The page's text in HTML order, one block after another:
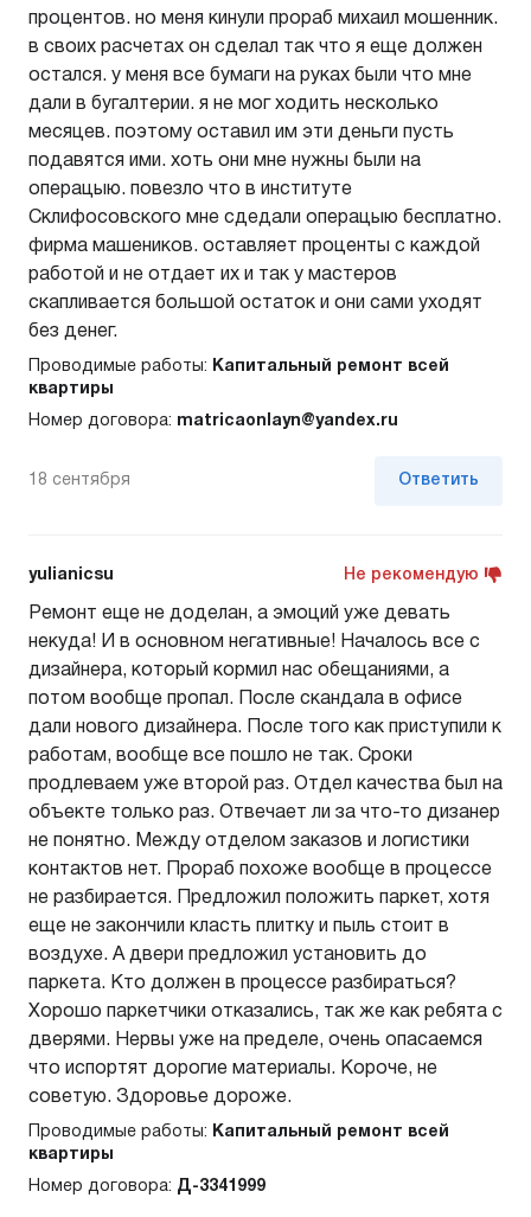
процентов. но меня кинули прораб михаил мошенник.
в своих расчетах он сделал так что я еще должен
остался. у меня все бумаги на руках были что мне
дали в бугалтерии. я не мог ходить несколько
месяцев. поэтому оставил им эти деньги пусть
подавятся ими. хоть они мне нужны были на
операцыю. повезло что в институте
Склифосовского мне сдедали операцыю бесплатно.
фирма машеников. оставляет проценты с каждой
работой и не отдает их и так у мастеров
скапливается большой остаток и они сами уходят
без денег.
Проводимые работы:
Капитальный ремонт всей
квартиры
Номер договора: matricaonlayn@yandex.ru
18 сентября Ответить
yulianicsu Не рекомендую
Ремонт еще не доделан, а эмоций уже девать
некуда! И в основном негативные! Началось все с
дизайнера, который кормил нас обещаниями, а
потом вообще пропал. После скандала в офисе
дали нового дизайнера. После того как приступили к
работам, вообще все пошло не так. Сроки
продлеваем уже второй раз. Отдел качества был на
объекте только раз. Отвечает ли за что-то дизанер
не понятно. Между отделом заказов и логистики
контактов нет. Прораб похоже вообще в процессе
не разбирается. Предложил положить паркет, хотя
еще не закончили класть плитку и пыль стоит в
воздухе. А двери предложил установить до
паркета. Кто должен в процессе разбираться?
Хорошо паркетчики отказались, так же как ребята с
дверями. Нервы уже на пределе, очень опасаемся
что испортят дорогие материалы. Короче, не
советую. Здоровье дороже.
Проводимые работы:
Капитальный ремонт всей
квартиры
Номер договора: Д-3341999